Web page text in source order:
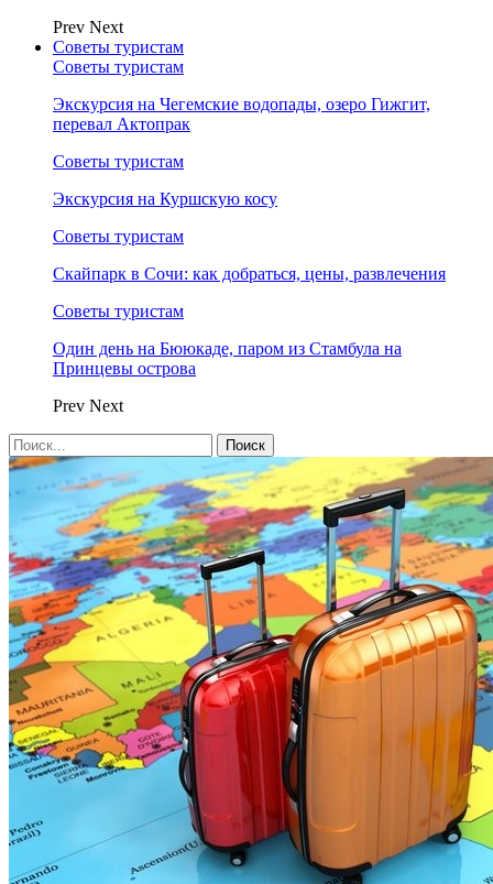
Prev Next
Советы туристам
Советы туристам
Экскурсия на Чегемские водопады, озеро Гижгит,
перевал Актопрак
Советы туристам
Экскурсия на Куршскую косу
Советы туристам
Скайпарк в Сочи: как добраться, цены, развлечения
Советы туристам
Один день на Бююкаде, паром из Стамбула на
Принцевы острова
Prev Next